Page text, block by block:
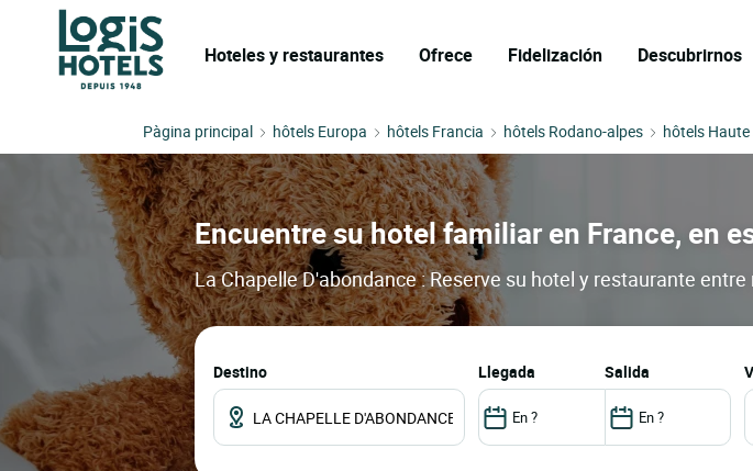
Hoteles y restaurantes Ofrece Fidelización Descubrirnos
Pàgina principal hôtels Europa hôtels Francia hôtels Rodano-alpes hôtels
Encuentre su hotel familiar en France, en
La Chapelle D'abondance : Reserve su hotel y restaurante
Destino llegada salida